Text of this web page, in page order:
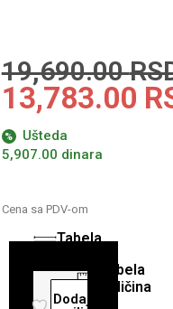
19,690.00
13,783.00
%
Ušteda
5,907.00 dinara
Cena sa PDV-om
DODAJ
U
KORPU
Tabela
Dodaj u
Tabela
veličina